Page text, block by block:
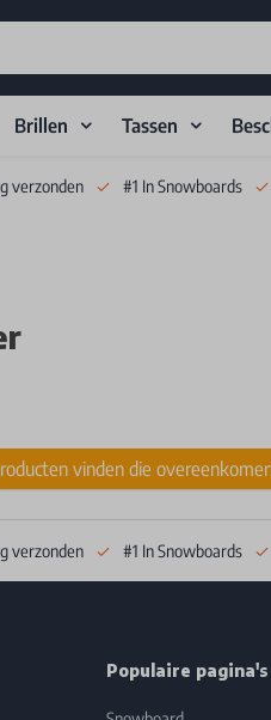
Brillen Tassen
verzonden #1 In Snowboards
vinden die
verzonden #1 In Snowboards
Populaire pagina's